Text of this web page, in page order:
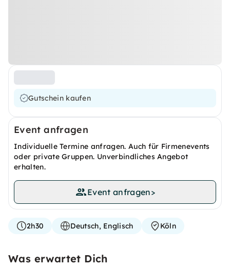
Gutschein kaufen
Event anfragen
Individuelle Termine anfragen. Auch für Firmenevents
oder private Gruppen. Unverbindliches Angebot
erhalten.
Event anfragen>
2h30 Deutsch, Englisch Köln
Was erwartet Dich